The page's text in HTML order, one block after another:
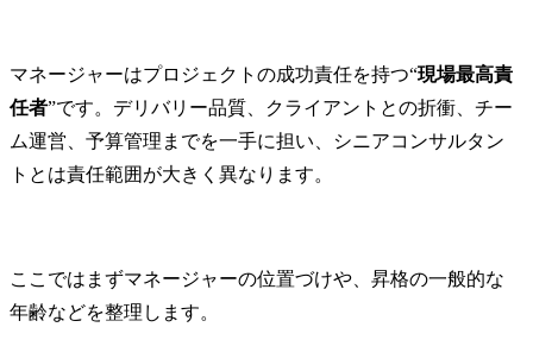
戦略系コンサルティングファーム
総合系コンサルティングファーム
IT系コンサルティングファーム
日系（シンクタンク系・独立系）ファーム
必須となる4つのコアスキル
1.高度なプロジェクトマネジメント能力
マネージャーはプロジェクトの成功責任を持つ“現場最高責
任者”です。デリバリー品質、クライアントとの折衝、チー
ム運営、予算管理までを一手に担い、シニアコンサルタン
トとは責任範囲が大きく異なります。
ここではまずマネージャーの位置づけや、昇格の一般的な
年齢などを整理します。